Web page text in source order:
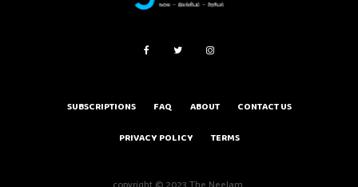
SUBSCRIPTIONS FAQ ABOUT CONTACT US
PRIVACY POLICY TERMS